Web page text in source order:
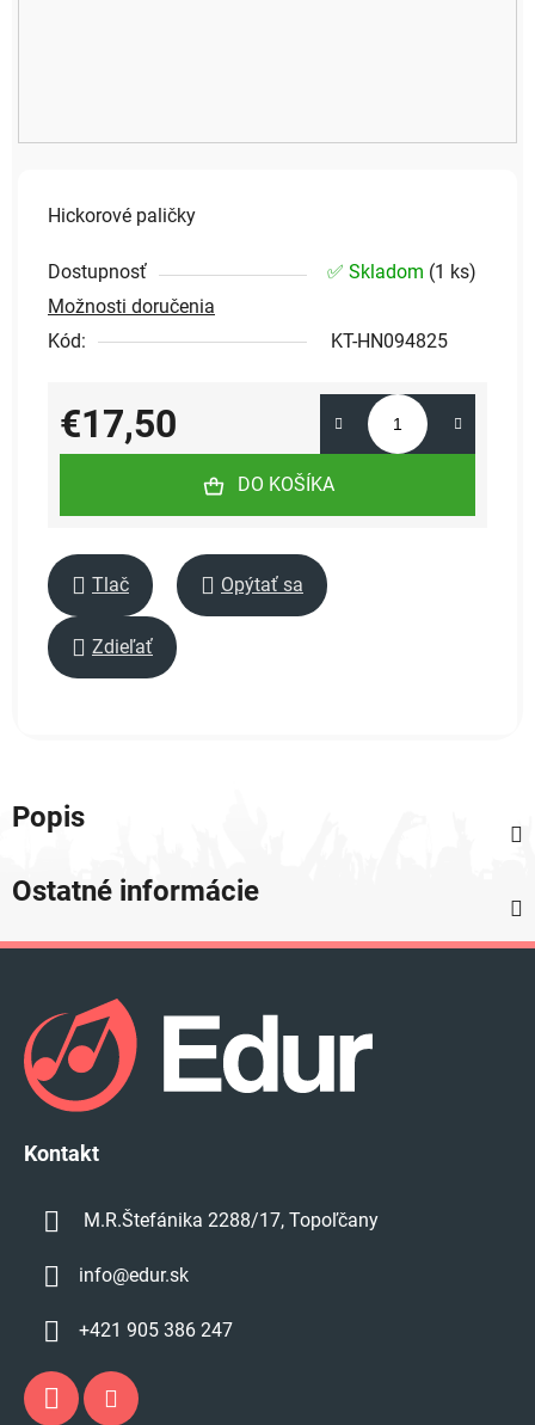
Hickorové paličky
Dostupnosť ✅ Skladom (1 ks)
Možnosti doručenia
Kód:
KT-HN094825
€17,50
Jednotková cena:
DO KOŠÍKA
Tlač Opýtať sa
Zdieľať
Popis
Ostatné informácie
Kontakt
M.R.Štefánika 2288/17, Topoľčany
info@edur.sk
+421 905 386 247